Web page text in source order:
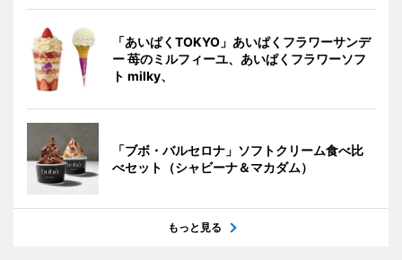
「あいぱくTOKYO」あいぱくフラワーサンデ
ー 苺のミルフィーユ、あいぱくフラワーソフ
ト milky、
「ブボ・バルセロナ」ソフトクリーム食べ比
べセット（シャビーナ＆マカダム）
もっと見る